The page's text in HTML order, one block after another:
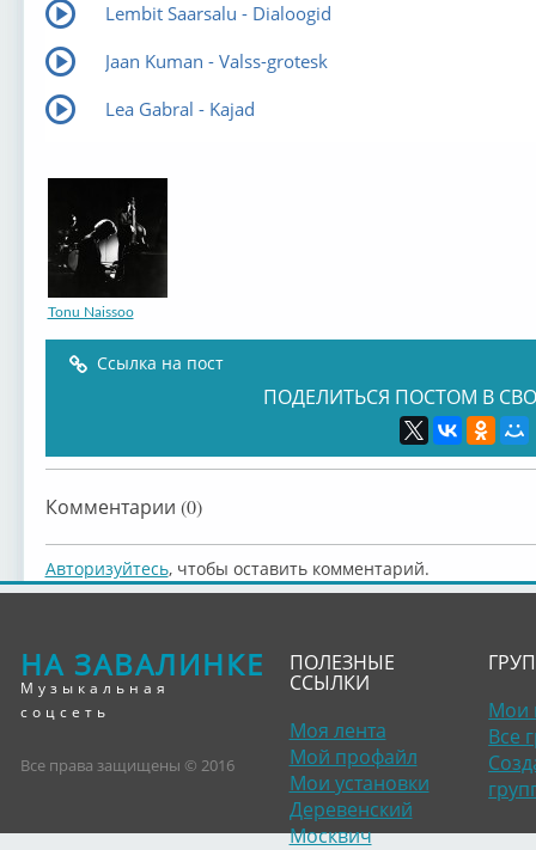
Lembit Saarsalu - Dialoogid
Jaan Kuman - Valss-grotesk
Lea Gabral - Kajad
Tonu Naissoo
Ссылка на пост
ПОДЕЛИТЬСЯ ПОСТОМ В
Комментарии (0)
Авторизуйтесь, чтобы оставить комментарий.
НА ЗАВАЛИНКЕ
Музыкальная
соцсеть
Все права защищены © 2016
ПОЛЕЗНЫЕ
ССЫЛКИ
Моя лента
Мой профайл
Мои установки
Деревенский
Москвич
Мои
Все